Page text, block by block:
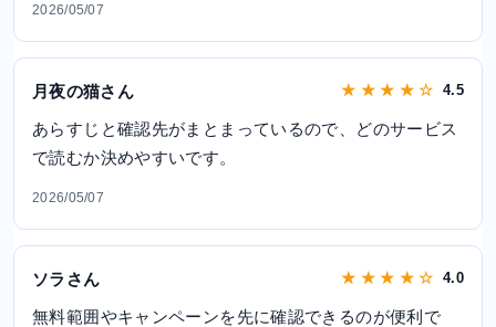
2026/05/07
月夜の猫さん ★ ★ ★ ★ ☆ 4.5
あらすじと確認先がまとまっているので、どのサービス
で読むか決めやすいです。
2026/05/07
ソラさん ★ ★ ★ ★ ☆ 4.0
無料範囲やキャンペーンを先に確認できるのが便利で